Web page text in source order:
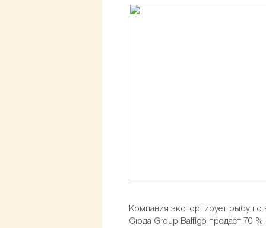
Компания экспортирует рыбу по
Сюда Group Balfigo продает 70 %